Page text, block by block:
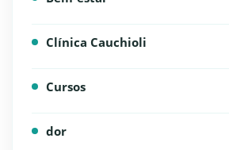
Clínica Cauchioli
Cursos
dor